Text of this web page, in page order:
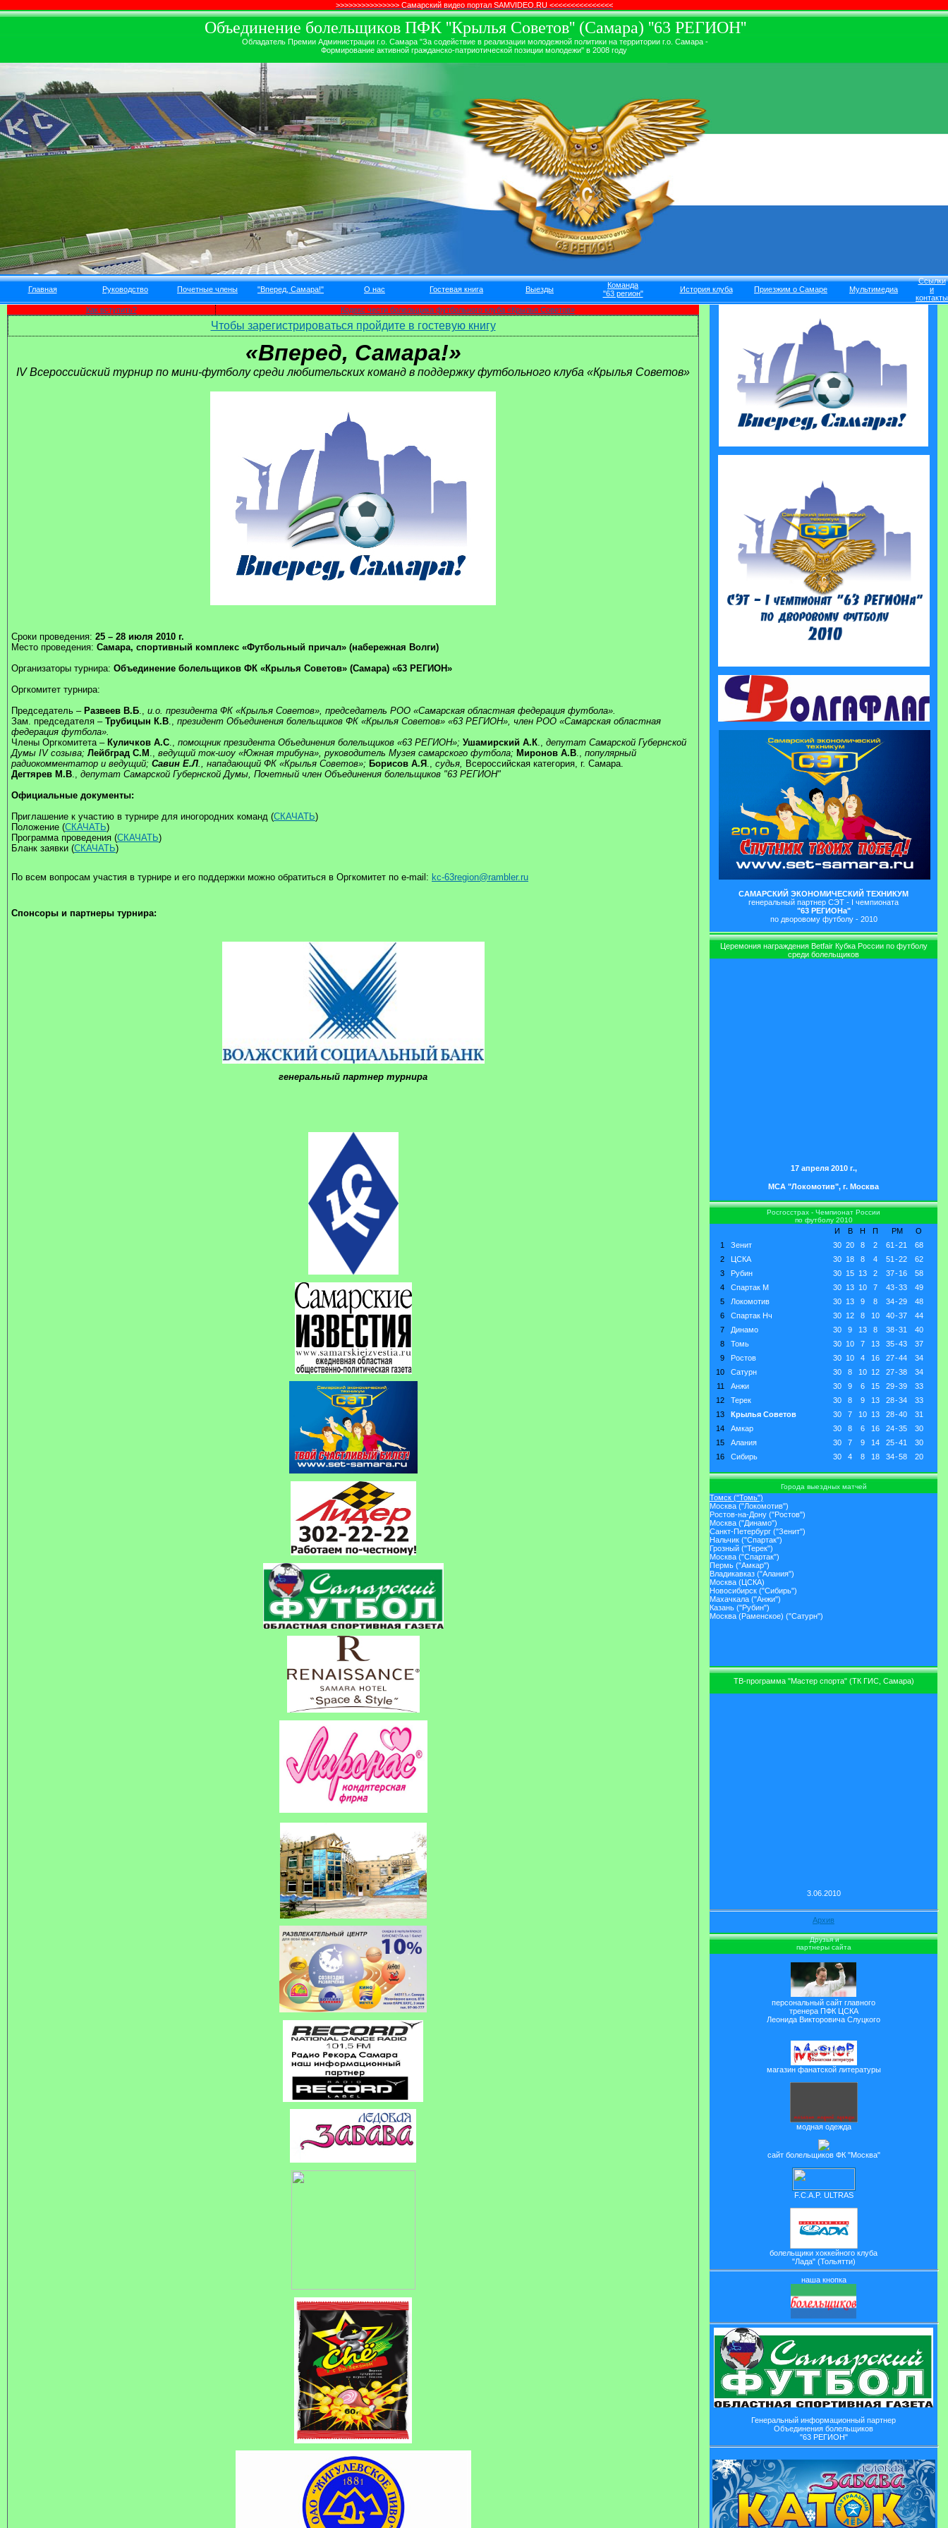
>>>>>>>>>>>>>>> Самарский видео портал SAMVIDEO.RU <<<<<<<<<<<<<<<
Объединение болельщиков ПФК ''Крылья Советов'' (Самара) ''63 РЕГИОН''
Обладатель Премии Администрации г.о. Самара "За содействие в реализации молодежной политики на территории г.о. Самара -
Формирование активной гражданско-патриотической позиции молодежи" в 2008 году
Главная Руководство Почетные члены "Вперед, Самара!" О нас Гостевая книга Выезды
Команда
"63 регион"
История клуба Приезжим о Самаре Мультимедиа
Ссылки
и
контакты
Как вступить?
Кодекс чести болельщика футбольного клуба «Крылья Советов»
Чтобы зарегистрироваться пройдите в гостевую книгу
«Вперед, Самара!»
IV Всероссийский турнир по мини-футболу среди любительских команд в поддержку футбольного клуба «Крылья Советов»
Сроки проведения: 25 – 28 июля 2010 г.
Место проведения: Самара, спортивный комплекс «Футбольный причал» (набережная Волги)
Организаторы турнира: Объединение болельщиков ФК «Крылья Советов» (Самара) «63 РЕГИОН»
Оргкомитет турнира:
Председатель – Развеев В.Б., и.о. президента ФК «Крылья Советов», председатель РОО «Самарская областная федерация футбола».
Зам. председателя – Трубицын К.В., президент Объединения болельщиков ФК «Крылья Советов» «63 РЕГИОН», член РОО «Самарская областная
федерация футбола».
Члены Оргкомитета – Куличков А.С., помощник президента Объединения болельщиков «63 РЕГИОН»; Ушамирский А.К., депутат Самарской Губернской
Думы IV созыва; Лейбград С.М ., ведущий ток-шоу «Южная трибуна», руководитель Музея самарского футбола; Миронов А.В., популярный
радиокомментатор и ведущий; Савин Е.Л., нападающий ФК «Крылья Советов»; Борисов А.Я ., судья, Всероссийская категория, г. Самара.
Дегтярев М.В., депутат Самарской Губернской Думы, Почетный член Объединения болельщиков "63 РЕГИОН"
Официальные документы:
Приглашение к участию в турнире для иногородних команд (СКАЧАТЬ)
Положение (СКАЧАТЬ)
Программа проведения (СКАЧАТЬ)
Бланк заявки (СКАЧАТЬ)
По всем вопросам участия в турнире и его поддержки можно обратиться в Оргкомитет по e-mail: kc-63region@rambler.ru
Спонсоры и партнеры турнира:
генеральный партнер турнира
САМАРСКИЙ ЭКОНОМИЧЕСКИЙ ТЕХНИКУМ
генеральный партнер СЭТ - I чемпионата
"63 РЕГИОНа"
по дворовому футболу - 2010
Церемония награждения Betfair Кубка России по футболу
среди болельщиков
17 апреля 2010 г.,
МСА "Локомотив", г. Москва
Росгосстрах - Чемпионат России
по футболу 2010
И В Н П РМ
О
1
Зенит 30 20 8 2 61 -21
68
2
ЦСКА 30 18 8 4 51 -22
62
3
Рубин 30 15 13 2 37-16
58
4
Спартак М 30 13 10 7 43-33
49
5
Локомотив 30 13 9 8 34-29
48
6
Спартак Нч 30 12 8 10 40-37
44
7
Динамо 30 9 13 8 38-31
40
8
Томь 30 10 7 13 35-43
37
9
Ростов 30 10 4 16 27-44
34
10
Сатурн 30 8 10 12 27-38
34
11
Анжи 30 9 6 15 29-39
33
12
Терек 30 8 9 13 28-34
33
13
Крылья Советов 30 7 10 13 28-40
31
14
Амкар 30 8 6 16 24-35
30
15
Алания 30 7 9 14 25-41
30
16
Сибирь 30 4 8 18 34-58 20
Города выездных матчей
Томск ("Томь")
Москва ("Локомотив")
Ростов-на-Дону ("Ростов")
Москва ("Динамо")
Санкт-Петербург ("Зенит")
Нальчик ("Спартак")
Грозный ("Терек")
Москва ("Спартак")
Пермь ("Амкар")
Владикавказ ("Алания")
Москва (ЦСКА)
Новосибирск ("Сибирь")
Махачкала ("Анжи")
Казань ("Рубин")
Москва (Раменское) ("Сатурн")
ТВ-программа "Мастер спорта" (ТК ГИС, Самара)
3.06.2010
Архив
Друзья и
партнеры сайта
персональный сайт главного
тренера ПФК ЦСКА
Леонида Викторовича Слуцкого
магазин фанатской литературы
модная одежда
сайт болельщиков ФК "Москва"
F.C.A.P. ULTRAS
болельщики хоккейного клуба
"Лада" (Тольятти)
наша кнопка
Генеральный информационный партнер
Объединения болельщиков
"63 РЕГИОН"